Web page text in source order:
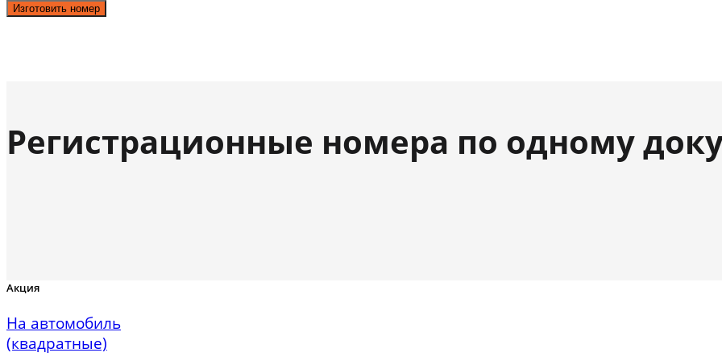
Изготовить номер
Регистрационные номера по одному
Акция
На автомобиль
(квадратные)